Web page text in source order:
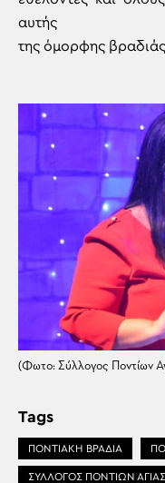
αυτής
της όμορφης
(Φωτο: Σύλλογος Ποντίων
Tags
ΠΟΝΤΙΑΚΗ ΒΡΑΔΙΑ
ΣΥΛΛΟΓΟΣ ΠΟΝΤΙΩΝ